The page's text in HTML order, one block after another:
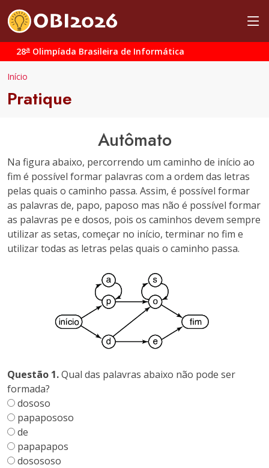
28a Olimpíada Brasileira de Informática
Início
Pratique
Autômato
Na figura abaixo, percorrendo um caminho de início ao
fim é possível formar palavras com a ordem das letras
pelas quais o caminho passa. Assim, é possível formar
as palavras de, papo, paposo mas não é possível formar
as palavras pe e dosos, pois os caminhos devem sempre
utilizar as setas, começar no início, terminar no fim e
utilizar todas as letras pelas quais o caminho passa.
Questão 1.Qual das palavras abaixo não pode ser
formada?
dososo
papapososo
de
papapapos
dosososo